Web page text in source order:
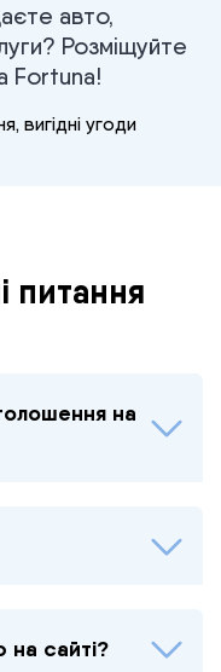
авто,
Розміщуйте
Fortuna!
вигідні угоди
питання
на
сайті?